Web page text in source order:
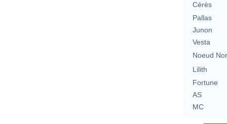
Cérès
Pallas
Junon
Vesta
Noeud
Lilith
Fortune
AS
MC